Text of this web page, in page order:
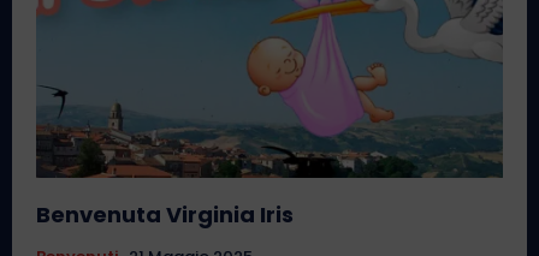
Benvenuta Virginia Iris